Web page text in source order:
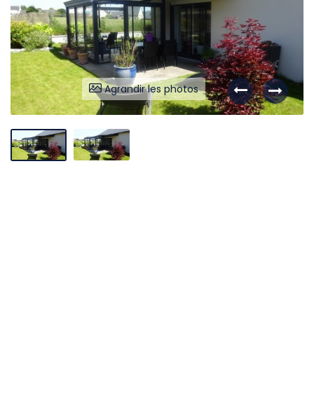
Liens utiles Partenaires Nos avis Nos outils
Agrandir les photos